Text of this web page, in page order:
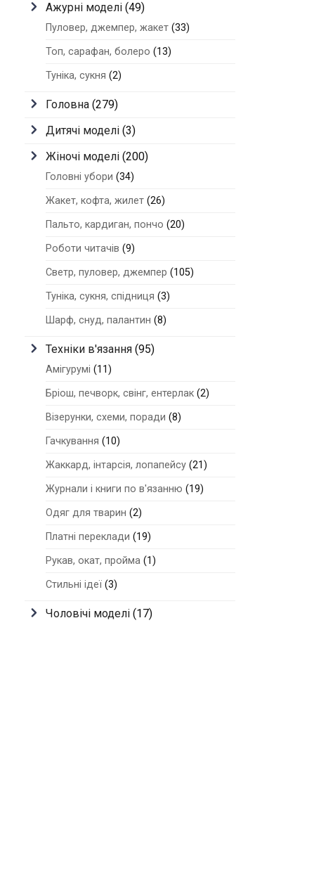
Ажурні моделі (49)
Пуловер, джемпер, жакет (33)
Топ, сарафан, болеро (13)
Туніка, сукня (2)
Головна (279)
Дитячі моделі (3)
Жіночі моделі (200)
Головні убори (34)
Жакет, кофта, жилет (26)
Пальто, кардиган, пончо (20)
Роботи читачів (9)
Светр, пуловер, джемпер (105)
Туніка, сукня, спідниця (3)
Шарф, снуд, палантин (8)
Техніки в'язання (95)
Амігурумі (11)
Бріош, печворк, свінг, ентерлак (2)
Візерунки, схеми, поради (8)
Гачкування (10)
Жаккард, інтарсія, лопапейсу (21)
Журнали і книги по в'язанню (19)
Одяг для тварин (2)
Платні переклади (19)
Рукав, окат, пройма (1)
Стильні ідеї (3)
Чоловічі моделі (17)